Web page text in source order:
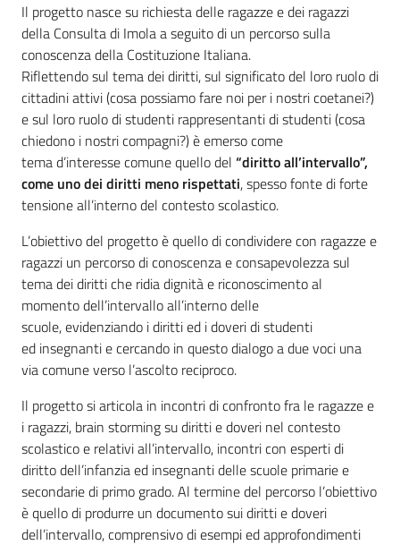
Seguici
su
Assemblea
legislativa
Assemblea
Attività
Argomenti
Per i media
Per i cittadini
Il progetto nasce su richiesta delle ragazze e dei ragazzi
della Consulta di Imola a seguito di un percorso sulla
conoscenza della Costituzione Italiana.
Riflettendo sul tema dei diritti, sul significato del loro ruolo di
cittadini attivi (cosa possiamo fare noi per i nostri coetanei?)
e sul loro ruolo di studenti rappresentanti di studenti (cosa
chiedono i nostri compagni?) è emerso come
tema d’interesse comune quello del “diritto all’intervallo”,
come uno dei diritti meno rispettati, spesso fonte di forte
tensione all’interno del contesto scolastico.
L’obiettivo del progetto è quello di condividere con ragazze e
ragazzi un percorso di conoscenza e consapevolezza sul
tema dei diritti che ridia dignità e riconoscimento al
momento dell’intervallo all’interno delle
scuole, evidenziando i diritti ed i doveri di studenti
ed insegnanti e cercando in questo dialogo a due voci una
via comune verso l’ascolto reciproco.
Il progetto si articola in incontri di confronto fra le ragazze e
i ragazzi, brain storming su diritti e doveri nel contesto
scolastico e relativi all’intervallo, incontri con esperti di
diritto dell’infanzia ed insegnanti delle scuole primarie e
secondarie di primo grado. Al termine del percorso l’obiettivo
è quello di produrre un documento sui diritti e doveri
dell’intervallo, comprensivo di esempi ed approfondimenti